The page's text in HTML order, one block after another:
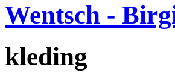
Wentsch -
kleding